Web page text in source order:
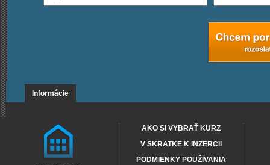
Informácie
AKO SI VYBRAŤ KURZ
V SKRATKE K INZERCII
PODMIENKY POUŽÍVANIA